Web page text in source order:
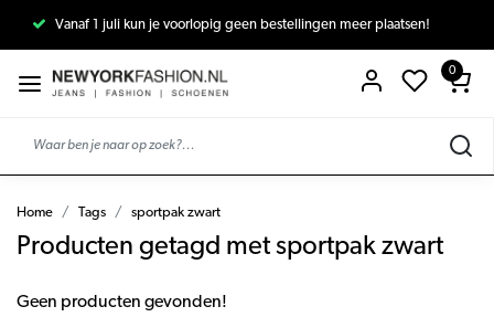
Vanaf 1 juli kun je voorlopig geen bestellingen meer plaatsen!
0
Home Tags sportpak zwart
Producten getagd met sportpak zwart
Geen producten gevonden!